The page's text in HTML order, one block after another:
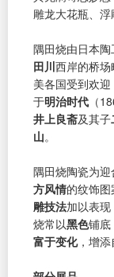
雕龙大花瓶、浮
隅田烧由日本陶
田川西岸的桥
美各国受到欢
于明治时代 （
井上良斋及其子
山。
隅田烧陶瓷为
方风情的纹饰
雕技法加以表
烧常以黑色铺底
富于变化，增添